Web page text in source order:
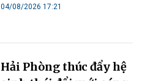
04/08/2026 17:21
Hải Phòng thúc đẩy hệ